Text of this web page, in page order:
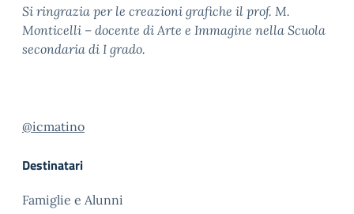
Si ringrazia per le creazioni grafiche il prof. M.
Monticelli – docente di Arte e Immagine nella Scuola
secondaria di I grado.
@icmatino
Destinatari
Famiglie e Alunni